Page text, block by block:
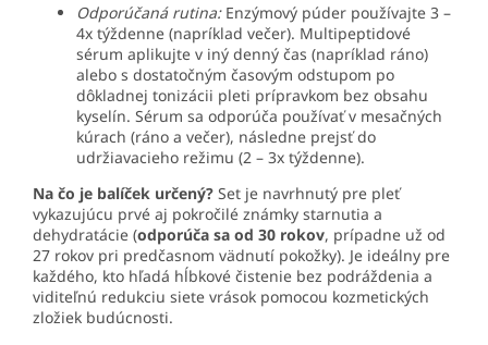
Odporúčaná rutina:Enzýmový púder používajte 3 –
4x týždenne (napríklad večer). Multipeptidové
sérum aplikujte v iný denný čas (napríklad ráno)
alebo s dostatočným časovým odstupom po
dôkladnej tonizácii pleti prípravkom bez obsahu
kyselín. Sérum sa odporúča používať v mesačných
kúrach (ráno a večer), následne prejsť do
udržiavacieho režimu (2 – 3x týždenne).
Na čo je balíček určený? Set je navrhnutý pre pleť
vykazujúcu prvé aj pokročilé známky starnutia a
dehydratácie (odporúča sa od 30 rokov, prípadne už od
27 rokov pri predčasnom vädnutí pokožky). Je ideálny pre
každého, kto hľadá hĺbkové čistenie bez podráždenia a
viditeľnú redukciu siete vrások pomocou kozmetických
zložiek budúcnosti.